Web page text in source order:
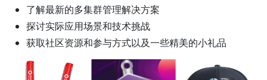
了解最新的多集群管理解决方案
探讨实际应用场景和技术挑战
获取社区资源和参与方式以及一些精美的小礼品